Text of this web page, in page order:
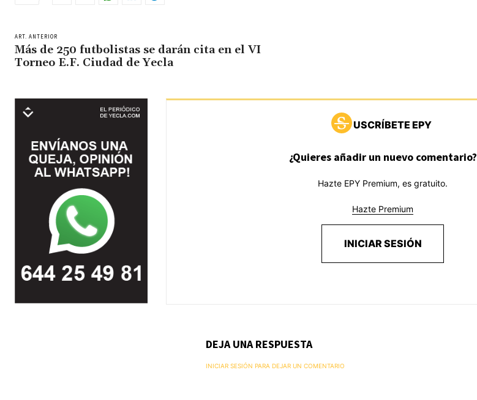
ART. ANTERIOR
Más de 250 futbolistas se darán cita en el VI
Torneo E.F. Ciudad de Yecla
USCRÍBETE EPY
¿Quieres añadir un nuevo comentario?
Hazte EPY Premium, es gratuito.
Hazte Premium
INICIAR SESIÓN
DEJA UNA RESPUESTA
INICIAR SESIÓN PARA DEJAR UN COMENTARIO